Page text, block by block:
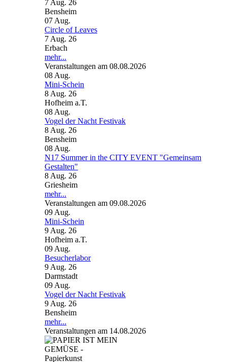
7 Aug. 26
Bensheim
07 Aug.
Circle of Leaves
7 Aug. 26
Erbach
mehr...
Veranstaltungen am 08.08.2026
08 Aug.
Mini-Schein
8 Aug. 26
Hofheim a.T.
08 Aug.
Vogel der Nacht Festivak
8 Aug. 26
Bensheim
08 Aug.
N17 Summer in the CITY EVENT "Gemeinsam
Gestalten"
8 Aug. 26
Griesheim
mehr...
Veranstaltungen am 09.08.2026
09 Aug.
Mini-Schein
9 Aug. 26
Hofheim a.T.
09 Aug.
Besucherlabor
9 Aug. 26
Darmstadt
09 Aug.
Vogel der Nacht Festivak
9 Aug. 26
Bensheim
mehr...
Veranstaltungen am 14.08.2026